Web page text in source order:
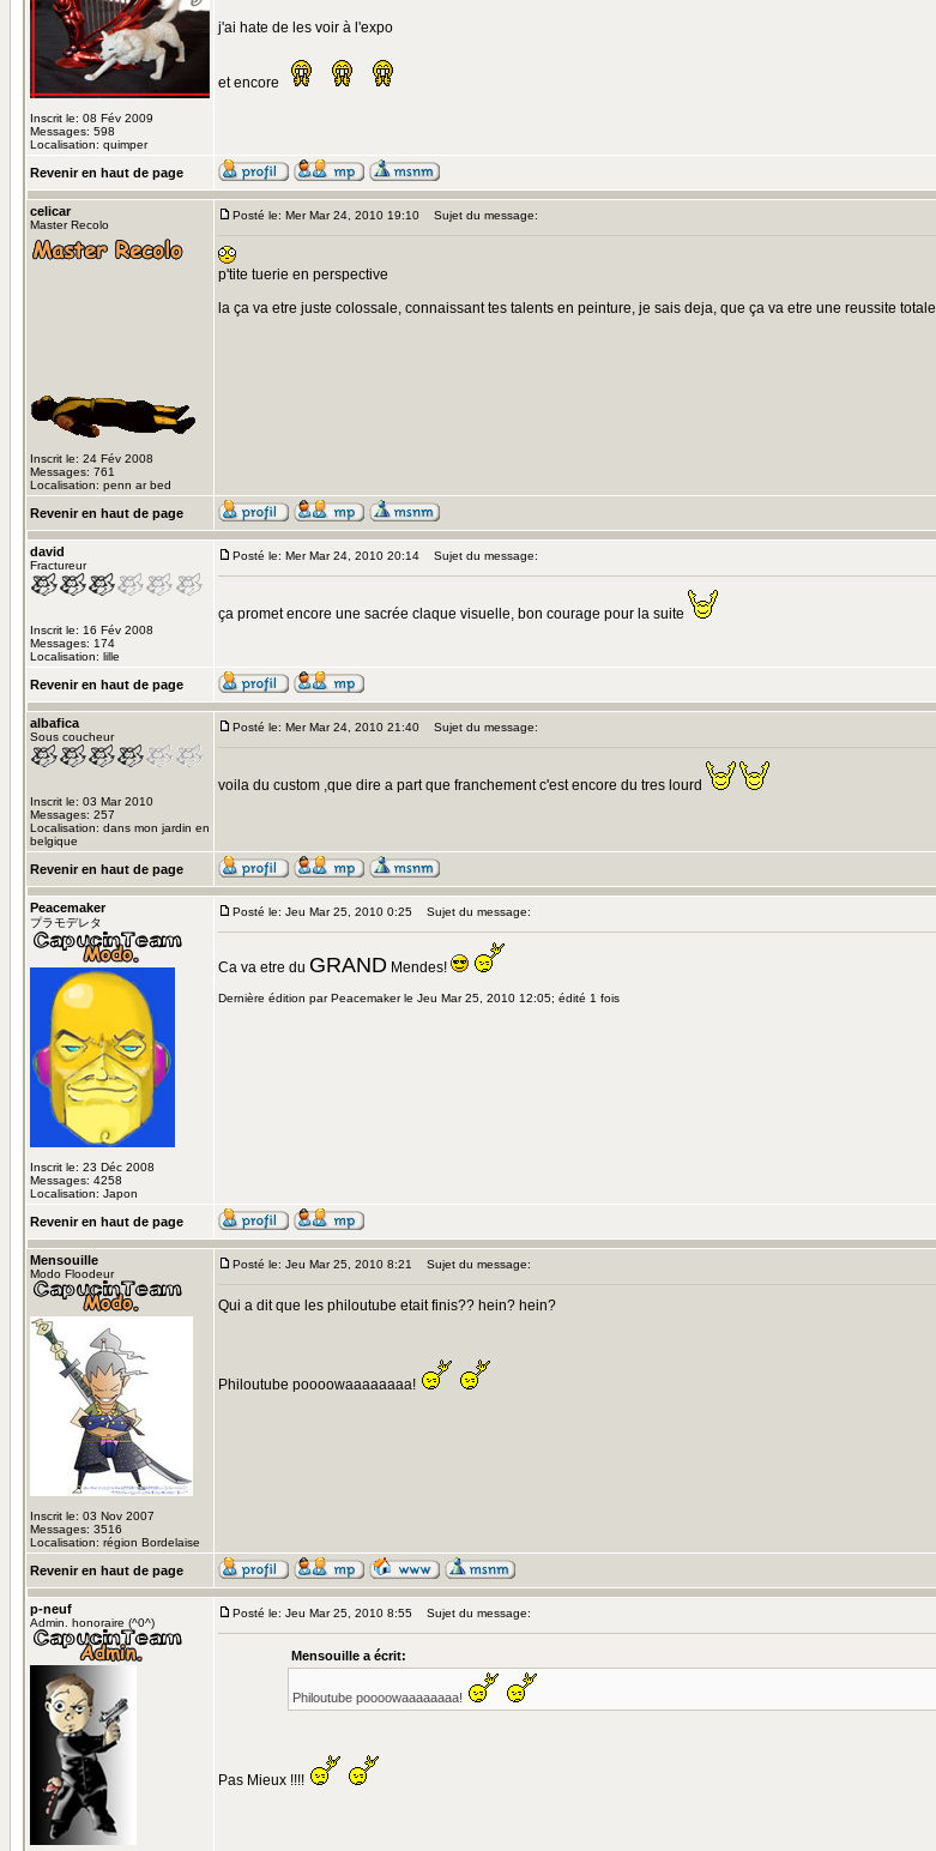
Inscrit le: 08 Fév 2009
Messages: 598
Localisation: quimper
j'ai hate de les voir à l'expo
et encore
Revenir en haut de page
celicar
Master Recolo
Inscrit le: 24 Fév 2008
Messages: 761
Localisation: penn ar bed
Posté le: Mer Mar 24, 2010 19:10 Sujet du message:
p'tite tuerie en perspective
la ça va etre juste colossale, connaissant tes talents en peinture, je sais deja, que ça va etre une reussite totale
Revenir en haut de page
david
Fractureur
Inscrit le: 16 Fév 2008
Messages: 174
Localisation: lille
Posté le: Mer Mar 24, 2010 20:14 Sujet du message:
ça promet encore une sacrée claque visuelle, bon courage pour la suite
Revenir en haut de page
albafica
Sous coucheur
Inscrit le: 03 Mar 2010
Messages: 257
Localisation: dans mon jardin en
belgique
Posté le: Mer Mar 24, 2010 21:40 Sujet du message:
voila du custom ,que dire a part que franchement c'est encore du tres lourd
Revenir en haut de page
Peacemaker
プラモデレタ
Inscrit le: 23 Déc 2008
Messages: 4258
Localisation: Japon
Posté le: Jeu Mar 25, 2010 0:25 Sujet du message:
Ca va etre du GRAND Mendes!
Dernière édition par Peacemaker le Jeu Mar 25, 2010 12:05; édité 1 fois
Revenir en haut de page
Mensouille
Modo Floodeur
Inscrit le: 03 Nov 2007
Messages: 3516
Localisation: région Bordelaise
Posté le: Jeu Mar 25, 2010 8:21 Sujet du message:
Qui a dit que les philoutube etait finis?? hein? hein?
Philoutube poooowaaaaaaaa!
Revenir en haut de page
p-neuf
Admin. honoraire (^0^)
Posté le: Jeu Mar 25, 2010 8:55 Sujet du message:
Mensouille a écrit:
Philoutube poooowaaaaaaaa!
Pas Mieux !!!!